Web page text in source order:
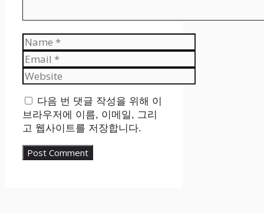
Name
Email
Website
다음 번 댓글 작성을 위해 이
브라우저에 이름, 이메일, 그리
고 웹사이트를 저장합니다.